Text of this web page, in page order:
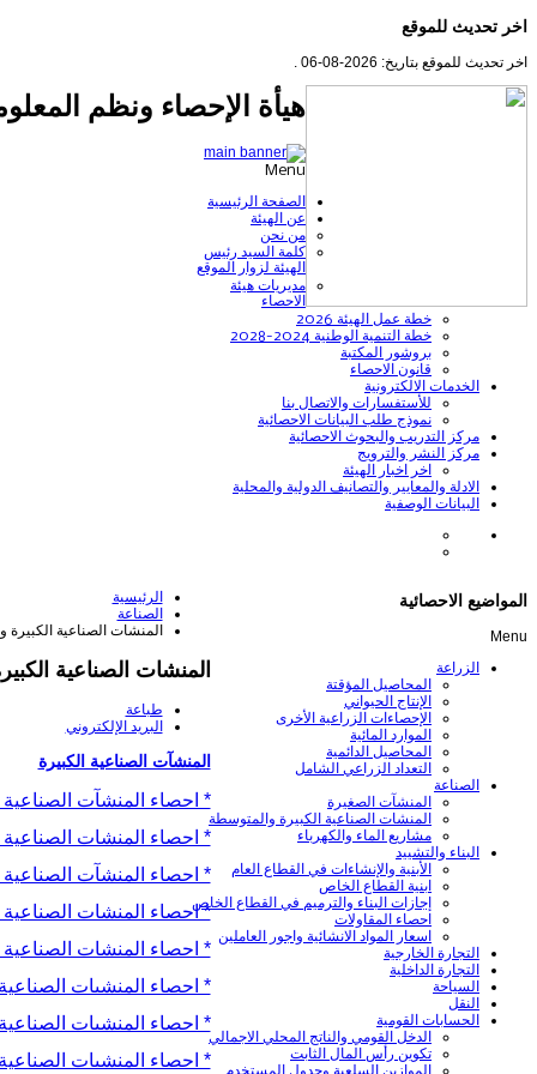
اخر تحديث للموقع
اخر تحديث للموقع بتاريخ: 2026-08-06 .
هيأة الإحصاء ونظم
Menu
الصفحة الرئيسية
عن الهيئة
من نحن
كلمة السيد رئيس
الهيئة لزوار الموقع
مديريات هيئة
الاحصاء
خطة عمل الهيئة 2026
خطة التنمية الوطنية 2024-2028
بروشور المكتبة
قانون الاحصاء
الخدمات الالكترونية
للأستفسارات والاتصال بنا
نموذج طلب البيانات الاحصائية
مركز التدريب والبحوث الاحصائية
مركز النشر والترويج
اخر اخبار الهيئة
الادلة والمعايير والتصانيف الدولية والمحلية
البيانات الوصفية
الرئيسية
الصناعة
المنشات الصناعية
المنشات الصناعية
طباعة
البريد الإلكتروني
المنشآت الصناعية الكبيرة
* احصاء المنشآت الصناعية
* احصاء المنشات الصناعية
* احصاء المنشآت الصناعية
* احصاء المنشات الصناعية
* احصاء المنشات الصناعية
* احصاء المنشىات الصناعية
* احصاء المنشىات الصناعية
* احصاء المنشىات الصناعية
المواضيع الاحصائية
Menu
الزراعة
المحاصيل المؤقتة
الإنتاج الحيواني
الإحصاءات الزراعية الأخرى
الموارد المائية
المحاصيل الدائمية
التعداد الزراعي الشامل
الصناعة
المنشآت الصغيرة
المنشات الصناعية الكبيرة والمتوسطة
مشاريع الماء والكهرباء
البناء والتشييد
الأبنية والإنشاءات في القطاع العام
ابنية القطاع الخاص
إجازات البناء والترميم في القطاع الخاص
احصاء المقاولات
اسعار المواد الانشائية واجور العاملين
التجارة الخارجية
التجارة الداخلية
السياحة
النقل
الحسابات القومية
الدخل القومي والناتج المحلي الاجمالي
تكوين رأس المال الثابت